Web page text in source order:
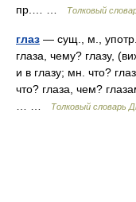
пр.… …
Толковый
глаз — сущ., м.,
глаза, чему? глазу,
и в глазу; мн. что?
что? глаза, чем?
Толковый словарь